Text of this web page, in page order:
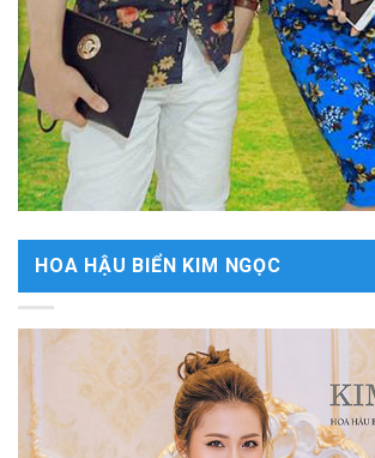
HOA HẬU BIỂN KIM NGỌC